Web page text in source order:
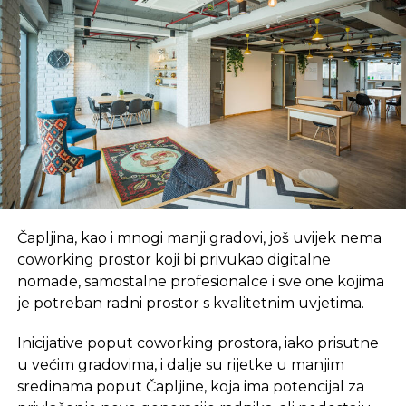
REKLAMA
SLIČNE TEME:
SLEDEĆI
problem
NE PROPUSTITE
NSRS: Pripremljen Nacrt strategije javnih
puteva
Čapljina, kao i mnogi manji gradovi, još uvijek nema
coworking prostor koji bi privukao digitalne
nomade, samostalne profesionalce i sve one kojima
je potreban radni prostor s kvalitetnim uvjetima.
Inicijative poput coworking prostora, iako prisutne
u većim gradovima, i dalje su rijetke u manjim
sredinama poput Čapljine, koja ima potencijal za